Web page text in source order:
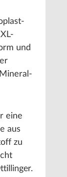
und
eine
aus
zu